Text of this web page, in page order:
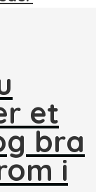
et
bra
i